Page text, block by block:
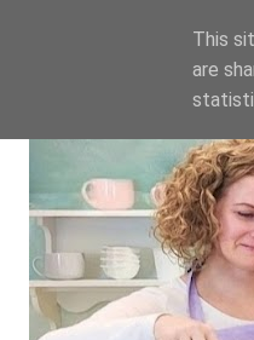
This
are